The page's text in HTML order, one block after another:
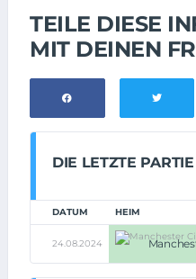
TEILE DIESE
MIT DEINEN
DIE LETZTE PARTIE
DATUM HEIM
24.08.2024